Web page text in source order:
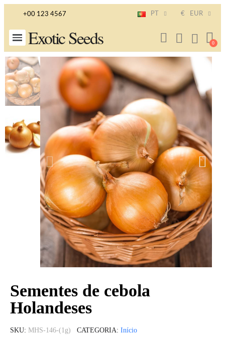
+00 123 4567 PT € EUR
Exotic Seeds
Sementes de cebola
Holandeses
SKU MHS-146-(1g) CATEGORIA Início